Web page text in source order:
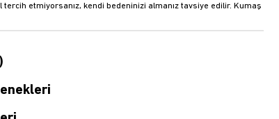
tercih etmiyorsanız, kendi bedeninizi almanız tavsiye edilir. Kumaş